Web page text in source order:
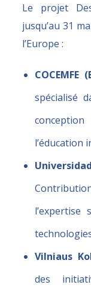
Le projet
jusqu’au 31
l’Europe :
COCEMFE
spécialisé
l’éducation
l’expertise
Vilniaus
des